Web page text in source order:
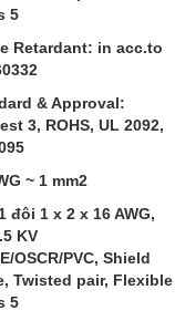
5
Retardant: in acc.to
& Approval:
3, ROHS, UL 2092,
~ 1 mm2
đôi 1 x 2 x 16 AWG,
KV
OSCR/PVC, Shield
Twisted pair, Flexible
5